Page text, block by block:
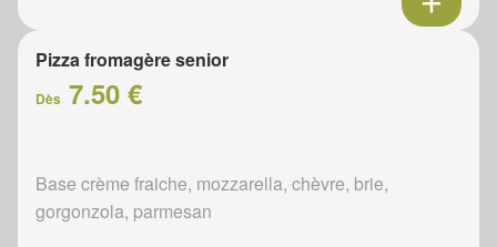
Pizza fromagère senior
Dès 7.50 €
Base crème fraiche, mozzarella, chèvre, brie,
gorgonzola, parmesan